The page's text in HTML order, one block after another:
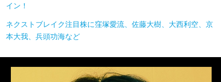
イン！
ネクストブレイク注目株に窪塚愛流、佐藤大樹、大西利空、京
本大我、兵頭功海など